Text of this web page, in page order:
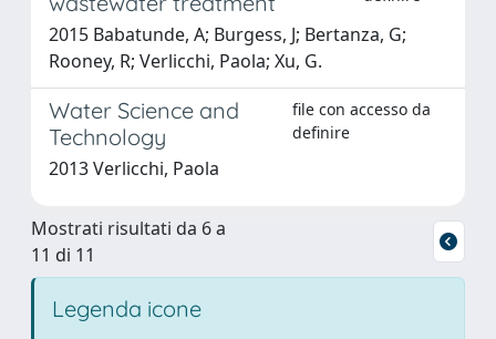
2015 Babatunde, A; Burgess, J; Bertanza, G;
Rooney, R; Verlicchi, Paola; Xu, G.
Water Science and
Technology
file con accesso da
definire
2013 Verlicchi, Paola
Mostrati risultati da 6 a
11 di 11
Legenda icone